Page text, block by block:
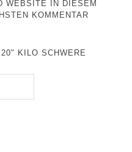
WEBSITE IN DIESEM
KOMMENTAR
KILO SCHWERE